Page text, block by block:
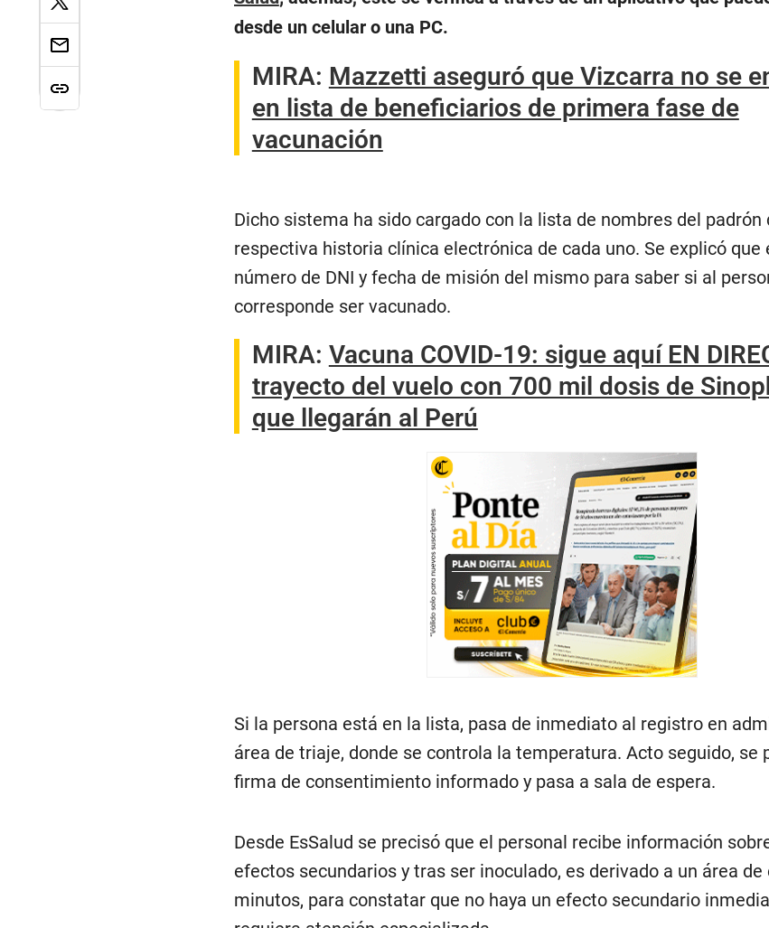
desde un celular o una PC.
MIRA: Mazzetti aseguró que Vizcarra no se
en lista de beneficiarios de primera fase de
vacunación
Dicho sistema ha sido cargado con la lista de nombres del padrón
respectiva historia clínica electrónica de cada uno. Se explicó que
número de DNI y fecha de misión del mismo para saber si al
corresponde ser vacunado.
MIRA: Vacuna COVID-19: sigue aquí EN
trayecto del vuelo con 700 mil dosis de
que llegarán al Perú
Si la persona está en la lista, pasa de inmediato al registro en
área de triaje, donde se controla la temperatura. Acto seguido, se
firma de consentimiento informado y pasa a sala de espera.
Desde EsSalud se precisó que el personal recibe información
efectos secundarios y tras ser inoculado, es derivado a un área de
minutos, para constatar que no haya un efecto secundario